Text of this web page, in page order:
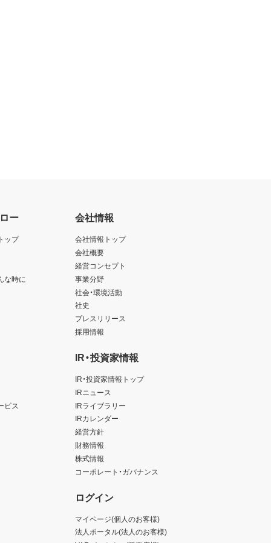
ー
ップ
な時に
ビス
会社情報
会社情報トップ
会社概要
経営コンセプト
事業分野
社会・環境活動
社史
プレスリリース
採用情報
IR・投資家情報
IR・投資家情報トップ
IRニュース
IRライブラリー
IRカレンダー
経営方針
財務情報
株式情報
コーポレート・ガバナンス
ログイン
マイページ(個人のお客様)
法人ポータル(法人のお客様)